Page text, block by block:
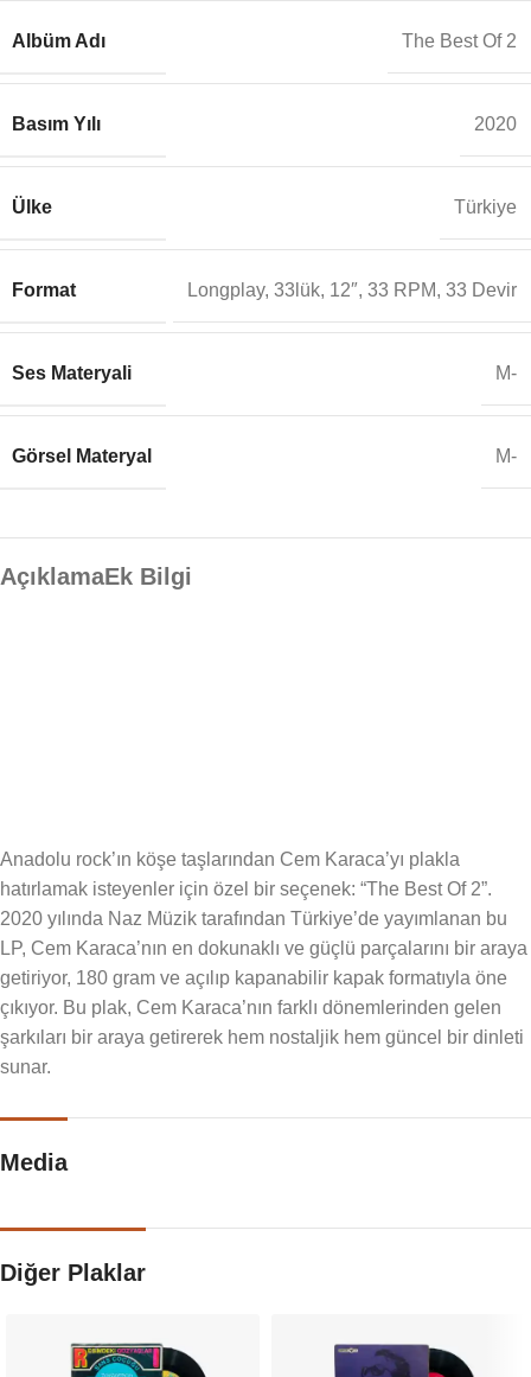
Albüm Adı The Best Of 2
Basım Yılı 2020
Ülke Türkiye
Format Longplay, 33lük, 12″, 33 RPM, 33 Devir
Ses Materyali M-
Görsel Materyal M-
AçıklamaEk Bilgi
Anadolu rock’ın köşe taşlarından Cem Karaca’yı plakla
hatırlamak isteyenler için özel bir seçenek: “The Best Of 2”.
2020 yılında Naz Müzik tarafından Türkiye’de yayımlanan bu
LP, Cem Karaca’nın en dokunaklı ve güçlü parçalarını bir araya
getiriyor, 180 gram ve açılıp kapanabilir kapak formatıyla öne
çıkıyor. Bu plak, Cem Karaca’nın farklı dönemlerinden gelen
şarkıları bir araya getirerek hem nostaljik hem güncel bir dinleti
sunar.
Media
Diğer Plaklar